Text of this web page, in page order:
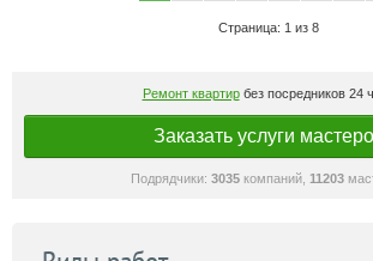
Страница: 1 из 8
Ремонт квартирбез посредников 24
Заказать услуги
Подрядчики: 3035 компаний, 11203